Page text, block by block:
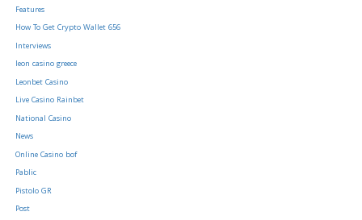
Features
How To Get Crypto Wallet 656
Interviews
leon casino greece
Leonbet Casino
Live Casino Rainbet
National Casino
News
Online Casino bof
Pablic
Pistolo GR
Post